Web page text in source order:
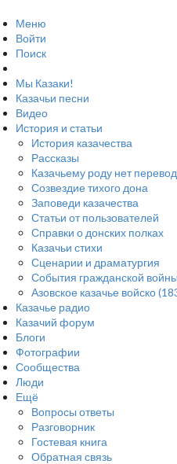
Меню
Войти
Поиск
Мы Казаки!
Казачьи песни
Видео
История и статьи
История казачества
Рассказы
Казачьему роду нет
Созвездие тихого дона
Заповеди казачества
Статьи от пользователей
Справки о донских полках
Казачьи стихи
Сценарии и драматургия
События гражданской
Азовское казачье войско
Казачье радио
Казачий форум
Блоги
Фотографии
Сообщества
Люди
Ещё
Вопросы ответы
Разговорник
Гостевая книга
Обратная связь